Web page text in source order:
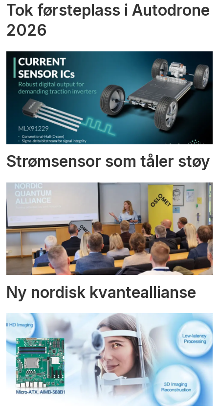
Tok førsteplass i Autodrone
2026
Strømsensor som tåler støy
Ny nordisk kvanteallianse